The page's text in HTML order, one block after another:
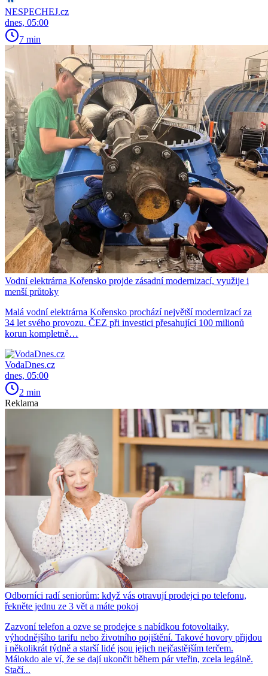
NESPECHEJ.cz
dnes, 05:00
7 min
Vodní elektrárna Kořensko projde zásadní modernizací, využije i
menší průtoky
Malá vodní elektrárna Kořensko prochází největší modernizací za
34 let svého provozu. ČEZ při investici přesahující 100 milionů
korun kompletně…
VodaDnes.cz
dnes, 05:00
2 min
Reklama
Odborníci radí seniorům: když vás otravují prodejci po telefonu,
řekněte jednu ze 3 vět a máte pokoj
Zazvoní telefon a ozve se prodejce s nabídkou fotovoltaiky,
výhodnějšího tarifu nebo životního pojištění. Takové hovory přijdou
i několikrát týdně a starší lidé jsou jejich nejčastějším terčem.
Málokdo ale ví, že se dají ukončit během pár vteřin, zcela legálně.
Stačí...